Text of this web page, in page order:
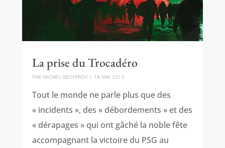
La prise du Trocadéro
PAR MICHEL GEOFFROY| 18 MAI 2013
Tout le monde ne parle plus que des
« incidents », des « débordements » et des
« dérapages » qui ont gâché la noble fête
accompagnant la victoire du PSG au